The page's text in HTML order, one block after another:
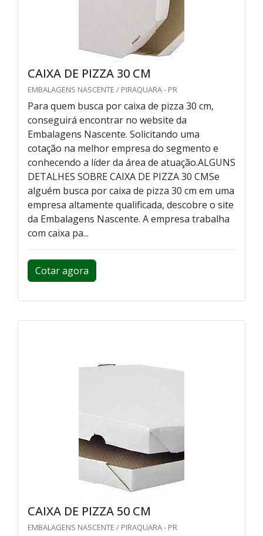
CAIXA DE PIZZA 30 CM
EMBALAGENS NASCENTE / PIRAQUARA - PR
Para quem busca por caixa de pizza 30 cm,
conseguirá encontrar no website da
Embalagens Nascente. Solicitando uma
cotação na melhor empresa do segmento e
conhecendo a líder da área de atuação.ALGUNS
DETALHES SOBRE CAIXA DE PIZZA 30 CMSe
alguém busca por caixa de pizza 30 cm em uma
empresa altamente qualificada, descobre o site
da Embalagens Nascente. A empresa trabalha
com caixa pa...
Cotar agora
CAIXA DE PIZZA 50 CM
EMBALAGENS NASCENTE / PIRAQUARA - PR